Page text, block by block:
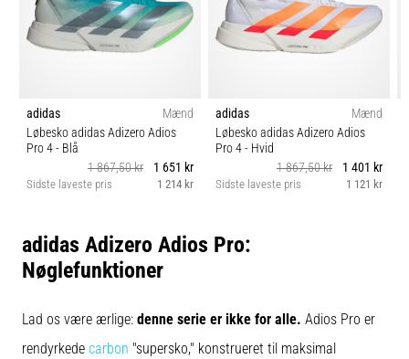
også
kendt
almindeligt
løbere
oplever.
Vis
adidas
Mænd
Løbesko adidas Adizero Adios
Pro 4- Blå
1 867,50 kr
1 651 kr
Sidste laveste pris 1 214 kr
adidas
Mænd
Løbesko adidas Adizero Adios
Pro 4- Hvid
1 867,50 kr
1 401 kr
Sidste laveste pris 1 121 kr
adidas Adizero Adios Pro:
Nøglefunktioner
Lad os være ærlige: denne serie er ikke for alle. Adios Pro er
rendyrkede carbon "supersko," konstrueret til maksimal